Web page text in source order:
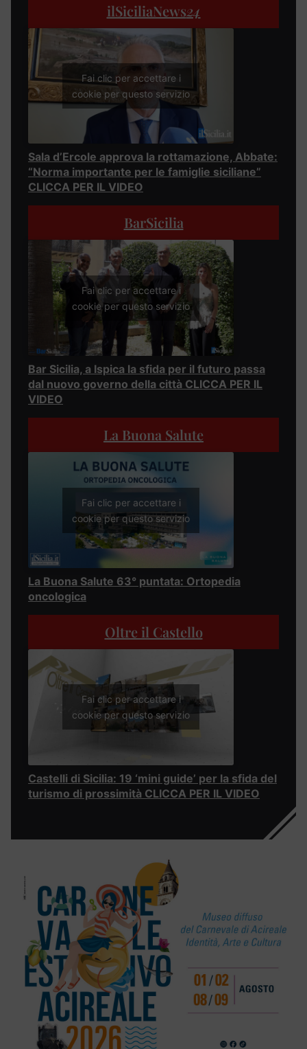
ilSiciliaNews24
Fai clic per accettare i
cookie per questo servizio
Sala d’Ercole approva la rottamazione, Abbate:
“Norma importante per le famiglie siciliane”
CLICCA PER IL VIDEO
BarSicilia
Fai clic per accettare i
cookie per questo servizio
Bar Sicilia, a Ispica la sfida per il futuro passa
dal nuovo governo della città CLICCA PER IL
VIDEO
La Buona Salute
Fai clic per accettare i
cookie per questo servizio
La Buona Salute 63° puntata: Ortopedia
oncologica
Oltre il Castello
Fai clic per accettare i
cookie per questo servizio
Castelli di Sicilia: 19 ‘mini guide’ per la sfida del
turismo di prossimità CLICCA PER IL VIDEO